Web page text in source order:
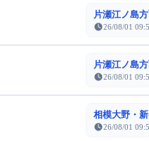
片瀬江ノ島
26/08/01
片瀬江ノ島
26/08/01
相模大野・
26/08/01